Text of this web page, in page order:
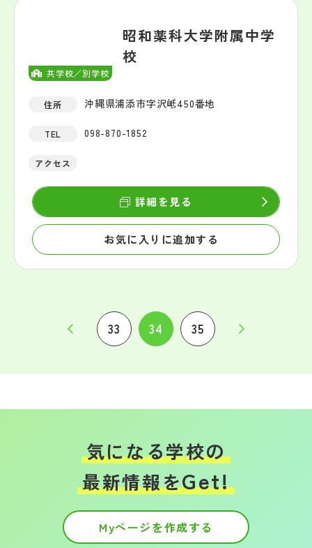
共学校／別学校
昭和薬科大学附属中学
校
住所 沖縄県浦添市字沢岻450番地
TEL 098-870-1852
アクセス
お気に入りに追加する
詳細を見る
33 34 35
気になる学校の
最新情報をGet!
Myページを作成する